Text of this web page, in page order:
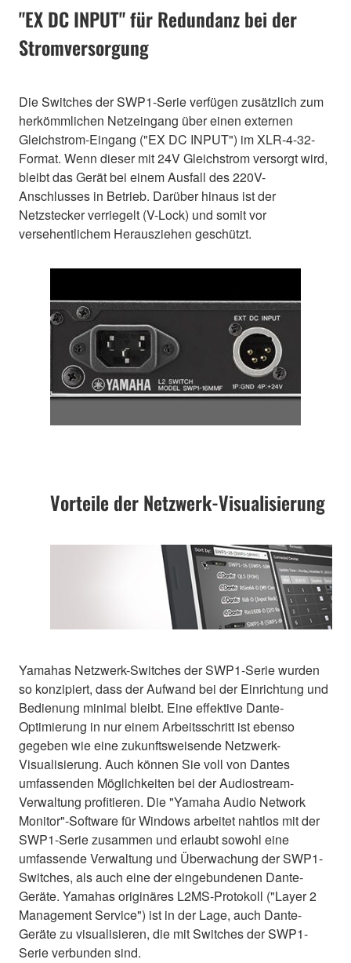
"EX DC INPUT" für Redundanz bei der
Stromversorgung
Die Switches der SWP1-Serie verfügen zusätzlich zum
herkömmlichen Netzeingang über einen externen
Gleichstrom-Eingang ("EX DC INPUT") im XLR-4-32-
Format. Wenn dieser mit 24V Gleichstrom versorgt wird,
bleibt das Gerät bei einem Ausfall des 220V-
Anschlusses in Betrieb. Darüber hinaus ist der
Netzstecker verriegelt (V-Lock) und somit vor
versehentlichem Herausziehen geschützt.
Vorteile der Netzwerk-Visualisierung
Yamahas Netzwerk-Switches der SWP1-Serie wurden
so konzipiert, dass der Aufwand bei der Einrichtung und
Bedienung minimal bleibt. Eine effektive Dante-
Optimierung in nur einem Arbeitsschritt ist ebenso
gegeben wie eine zukunftsweisende Netzwerk-
Visualisierung. Auch können Sie voll von Dantes
umfassenden Möglichkeiten bei der Audiostream-
Verwaltung profitieren. Die "Yamaha Audio Network
Monitor"-Software für Windows arbeitet nahtlos mit der
SWP1-Serie zusammen und erlaubt sowohl eine
umfassende Verwaltung und Überwachung der SWP1-
Switches, als auch eine der eingebundenen Dante-
Geräte. Yamahas originäres L2MS-Protokoll ("Layer 2
Management Service") ist in der Lage, auch Dante-
Geräte zu visualisieren, die mit Switches der SWP1-
Serie verbunden sind.